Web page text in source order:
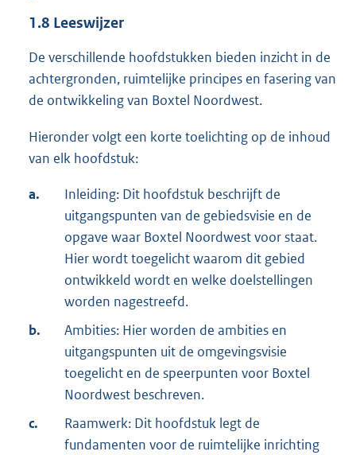
1.8 Leeswijzer
De verschillende hoofdstukken bieden inzicht in de
achtergronden, ruimtelijke principes en fasering van
de ontwikkeling van Boxtel Noordwest.
Hieronder volgt een korte toelichting op de inhoud
van elk hoofdstuk:
a.
Inleiding: Dit hoofdstuk beschrijft de
uitgangspunten van de gebiedsvisie en de
opgave waar Boxtel Noordwest voor staat.
Hier wordt toegelicht waarom dit gebied
ontwikkeld wordt en welke doelstellingen
worden nagestreefd.
b.
Ambities: Hier worden de ambities en
uitgangspunten uit de omgevingsvisie
toegelicht en de speerpunten voor Boxtel
Noordwest beschreven.
c.
Raamwerk: Dit hoofdstuk legt de
fundamenten voor de ruimtelijke inrichting